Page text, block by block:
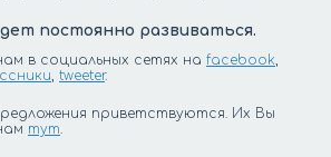
постоянно развиваться.
в социальных сетях на facebook,
, tweeter.
приветствуются. Их Вы
тут.